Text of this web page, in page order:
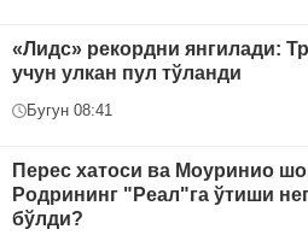
«Лидс» рекордни янгилади:
учун улкан пул тўланди
Бугун 08:41
Перес хатоси ва Моуринио
Родрининг "Реал"га ўтиши
бўлди?